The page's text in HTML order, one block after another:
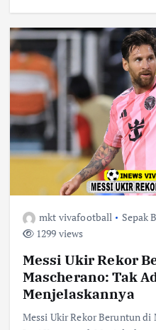
mkt vivafootball Sepak
1299 views
Messi Ukir Rekor
Mascherano: Tak
Menjelaskannya
Messi Ukir Rekor Beruntun di